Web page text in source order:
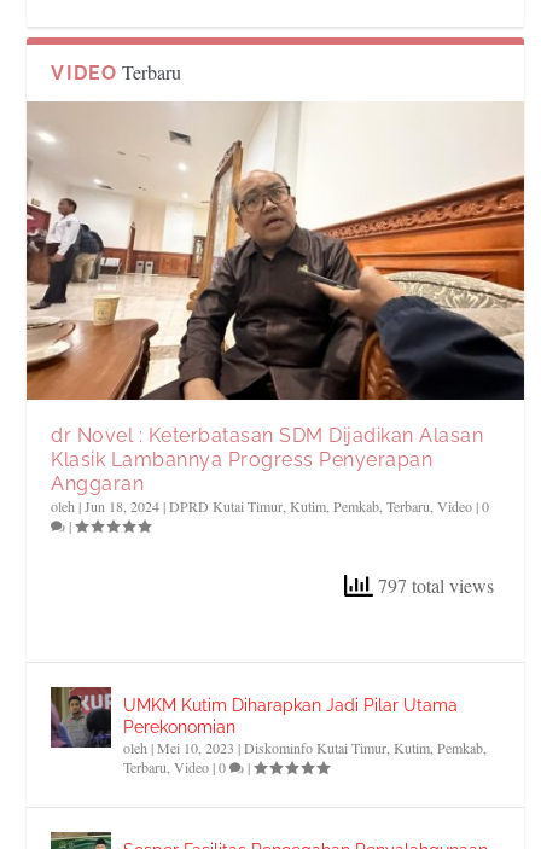
VIDEO Terbaru
dr Novel : Keterbatasan SDM Dijadikan Alasan
Klasik Lambannya Progress Penyerapan
Anggaran
oleh|Jun 18, 2024|DPRD Kutai Timur ,Kutim ,Pemkab ,Terbaru ,Video|0
|
797 total views
UMKM Kutim Diharapkan Jadi Pilar Utama
Perekonomian
oleh|Mei 10, 2023 |Diskominfo Kutai Timur ,Kutim ,Pemkab
Terbaru ,Video|0 |